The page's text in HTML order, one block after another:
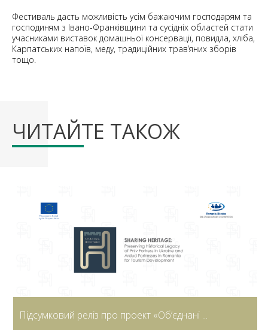
Фестиваль дасть можливість усім бажаючим господарям та
господиням з Івано-Франківщини та сусідніх областей стати
учасниками виставок домашньої консервації, повидла, хліба,
Карпатських напоїв, меду, традиційних трав’яних зборів
тощо.
ЧИТАЙТЕ ТАКОЖ
Підсумковий реліз про проект «Об’єднані ...